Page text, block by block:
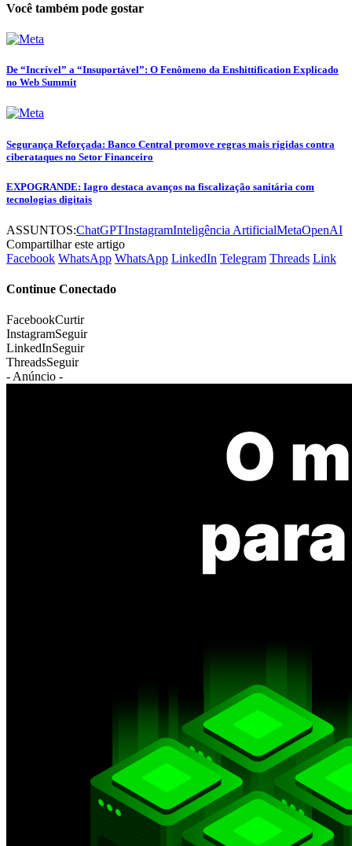
Você também pode gostar
De “Incrível” a “Insuportável”: O Fenômeno da Enshittification Explicado
no Web Summit
Segurança Reforçada: Banco Central promove regras mais rígidas contra
ciberataques no Setor Financeiro
EXPOGRANDE: Iagro destaca avanços na fiscalização sanitária com
tecnologias digitais
ASSUNTOS:ChatGPTInstagramInteligência ArtificialMetaOpenAI
Compartilhar este artigo
Facebook WhatsApp WhatsApp LinkedIn Telegram Threads Link
Continue Conectado
FacebookCurtir
InstagramSeguir
LinkedInSeguir
ThreadsSeguir
- Anúncio -